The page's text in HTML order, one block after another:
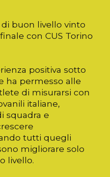
buon livello vinto
con CUS Torino
positiva sotto
ha permesso alle
di misurarsi con
italiane,
squadra e
tutti quegli
migliorare solo
livello.